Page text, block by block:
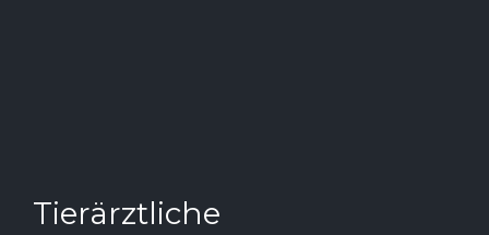
Tierärztliche